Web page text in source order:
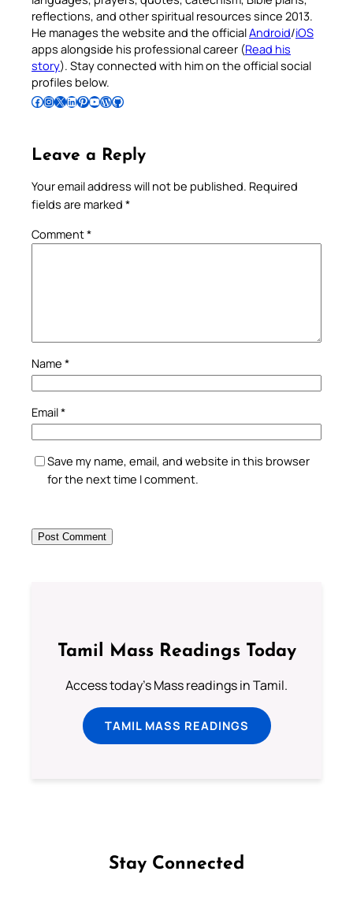
reflections, and other spiritual resources since 2013.
He manages the website and the officialAndroid/iOS
apps alongside his professional career (Read his
story). Stay connected with him on the official social
profiles below.
Follow Pradeep on Facebook Follow Pradeep on InstagramFollow Pradeep on X Follow Pradeep on LinkedIn Follow Pradeep on Pinterest Subscribe to Pradeep’s Youtube Channel Follow Pradeep on WordPress Follow Pradeep on GitHub
Leave a Reply
Your email address will not be published. Required
fields are marked *
Comment*
Name *
Email*
Save my name, email, and website in this browser
for the next time I comment.
Tamil Mass Readings Today
Access today's Mass readings in Tamil.
TAMIL MASS READINGS
Stay Connected